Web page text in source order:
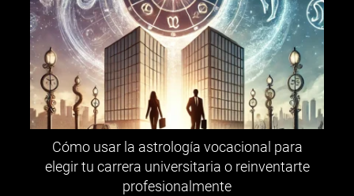
Cómo usar la astrología vocacional para
elegir tu carrera universitaria o reinventarte
profesionalmente